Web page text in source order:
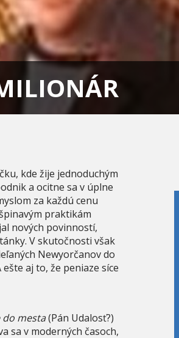
kde žije jednoduchým
a ocitne sa v úplne
za každú cenu
praktikám
nových povinností,
V skutočnosti však
Newyorčanov do
aj to, že peniaze síce
do mesta(Pán Udalosť?)
sa v moderných časoch,